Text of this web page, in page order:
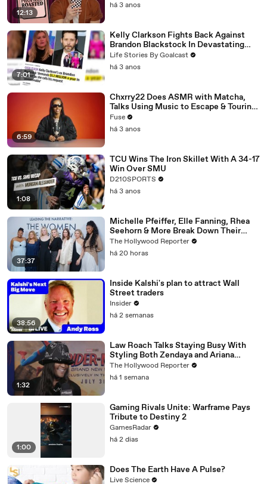
12:13
há 3 anos
7:01
Kelly Clarkson Fights Back Against
Brandon Blackstock In Devastating
Divorce Battle
Life Stories By Goalcast
há 3 anos
6:59
Chxrry22 Does ASMR with Matcha,
Talks Using Music to Escape & Touring
with The Weeknd
Fuse
há 3 anos
1:08
TCU Wins The Iron Skillet With A 34-17
Win Over SMU
D210SPORTS
há 3 anos
37:37
Michelle Pfeiffer, Elle Fanning, Rhea
Seehorn & More Break Down Their
Emmy-Nominated Performances |
THR Video
The Hollywood Reporter
há 20 horas
38:56
Inside Kalshi's plan to attract Wall
Street traders
Insider
há 2 semanas
1:32
Law Roach Talks Staying Busy With
Styling Both Zendaya and Ariana
Grande | THR Video
The Hollywood Reporter
há 1 semana
1:00
Gaming Rivals Unite: Warframe Pays
Tribute to Destiny 2
GamesRadar
há 2 dias
Does The Earth Have A Pulse?
Live Science